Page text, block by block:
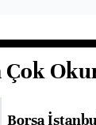
Çok
Borsa